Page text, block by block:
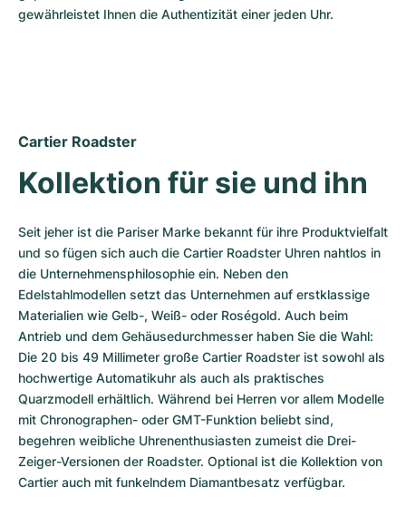
gewährleistet Ihnen die Authentizität einer jeden Uhr.
Cartier Roadster
Kollektion für sie und ihn
Seit jeher ist die Pariser Marke bekannt für ihre Produktvielfalt
und so fügen sich auch die Cartier Roadster Uhren nahtlos in
die Unternehmensphilosophie ein. Neben den
Edelstahlmodellen setzt das Unternehmen auf erstklassige
Materialien wie Gelb-, Weiß- oder Roségold. Auch beim
Antrieb und dem Gehäusedurchmesser haben Sie die Wahl:
Die 20 bis 49 Millimeter große Cartier Roadster ist sowohl als
hochwertige Automatikuhr als auch als praktisches
Quarzmodell erhältlich. Während bei Herren vor allem Modelle
mit Chronographen- oder GMT-Funktion beliebt sind,
begehren weibliche Uhrenenthusiasten zumeist die Drei-
Zeiger-Versionen der Roadster. Optional ist die Kollektion von
Cartier auch mit funkelndem Diamantbesatz verfügbar.